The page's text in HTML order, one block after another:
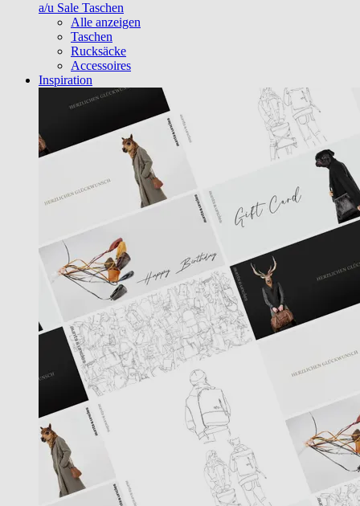
a/u Sale Taschen
Alle anzeigen
Taschen
Rucksäcke
Accessoires
Inspiration